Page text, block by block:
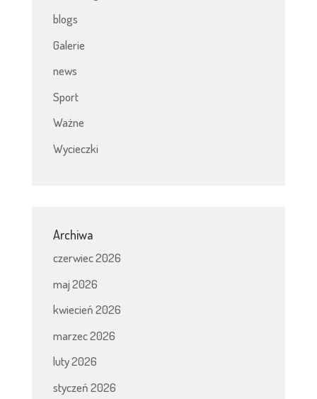
blogs
Galerie
news
Sport
Ważne
Wycieczki
Archiwa
czerwiec 2026
maj 2026
kwiecień 2026
marzec 2026
luty 2026
styczeń 2026